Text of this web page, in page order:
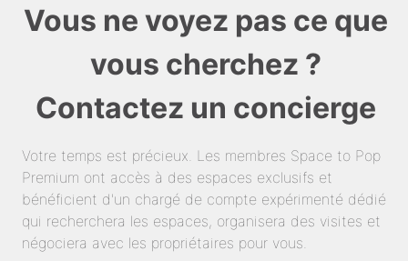
Vous ne voyez pas ce que
vous cherchez ?
Contactez un concierge
Votre temps est précieux. Les membres Space to Pop
Premium ont accès à des espaces exclusifs et
bénéficient d'un chargé de compte expérimenté dédié
qui recherchera les espaces, organisera des visites et
négociera avec les propriétaires pour vous.